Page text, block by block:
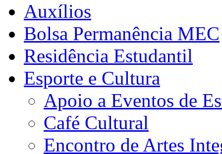
Auxílios
Bolsa Permanência MEC
Residência Estudantil
Esporte e Cultura
Apoio a Eventos de
Café Cultural
Encontro de Artes